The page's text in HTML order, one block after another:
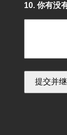
10. 你有没
提交并